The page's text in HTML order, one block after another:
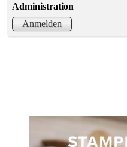
Administration
Anmelden